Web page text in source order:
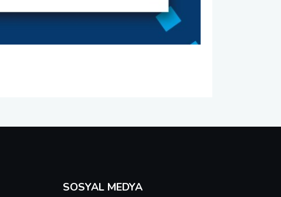
SOSYAL MEDYA